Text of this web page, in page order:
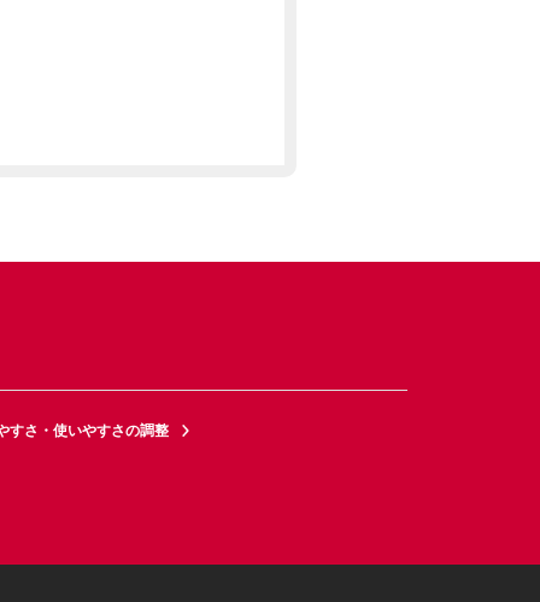
すさ・使いやすさの調整